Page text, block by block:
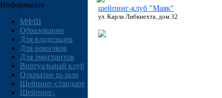
Информация
МФШ
Образование
Для владельцев
Для новичков
Для эмигрантов
Виртуальный клуб
Открытие ш-зала
Шейпинг-стандарт
Шейпинг-
шейпинг-клуб "Маяк"
ул. Карла Либкнехта, дом 32